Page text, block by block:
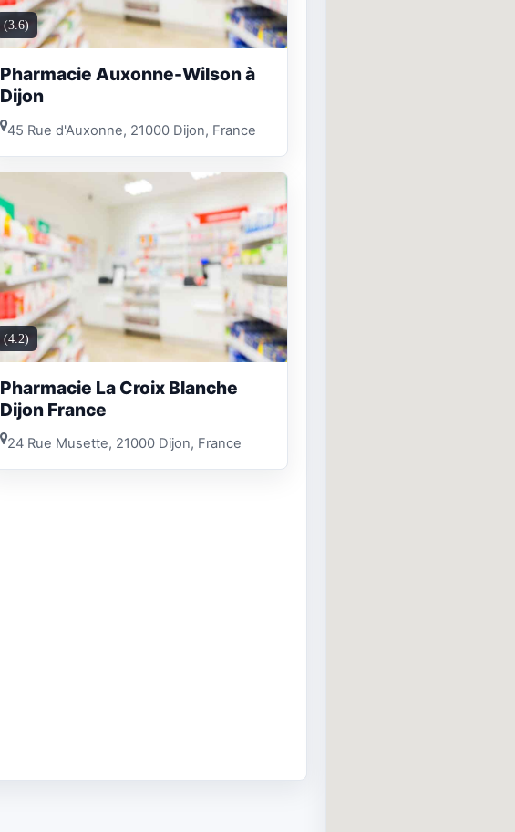
(3.6)
Pharmacie Auxonne-Wilson à
Dijon
45 Rue d'Auxonne, 21000 Dijon, France
(4.2)
Pharmacie La Croix Blanche
Dijon France
24 Rue Musette, 21000 Dijon, France